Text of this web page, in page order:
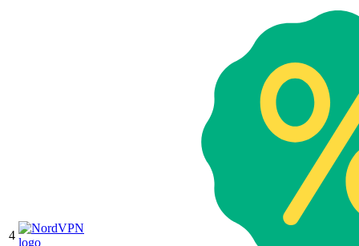
4